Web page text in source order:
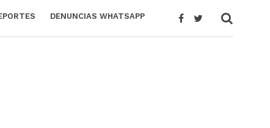
DENUNCIAS WHATSAPP